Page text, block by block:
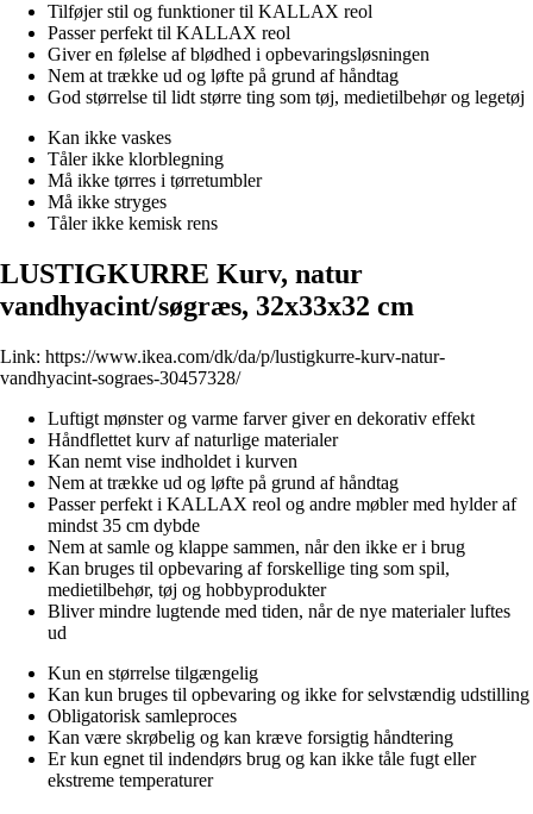
Tilføjer stil og funktioner til KALLAX reol
Passer perfekt til KALLAX reol
Giver en følelse af blødhed i opbevaringsløsningen
Nem at trække ud og løfte på grund af håndtag
God størrelse til lidt større ting som tøj, medietilbehør og legetøj
Kan ikke vaskes
Tåler ikke klorblegning
Må ikke tørres i tørretumbler
Må ikke stryges
Tåler ikke kemisk rens
LUSTIGKURRE Kurv, natur
vandhyacint/søgræs, 32x33x32 cm
Link: https://www.ikea.com/dk/da/p/lustigkurre-kurv-natur-
vandhyacint-sograes-30457328/
Luftigt mønster og varme farver giver en dekorativ effekt
Håndflettet kurv af naturlige materialer
Kan nemt vise indholdet i kurven
Nem at trække ud og løfte på grund af håndtag
Passer perfekt i KALLAX reol og andre møbler med hylder af
mindst 35 cm dybde
Nem at samle og klappe sammen, når den ikke er i brug
Kan bruges til opbevaring af forskellige ting som spil,
medietilbehør, tøj og hobbyprodukter
Bliver mindre lugtende med tiden, når de nye materialer luftes
ud
Kun en størrelse tilgængelig
Kan kun bruges til opbevaring og ikke for selvstændig udstilling
Obligatorisk samleproces
Kan være skrøbelig og kan kræve forsigtig håndtering
Er kun egnet til indendørs brug og kan ikke tåle fugt eller
ekstreme temperaturer